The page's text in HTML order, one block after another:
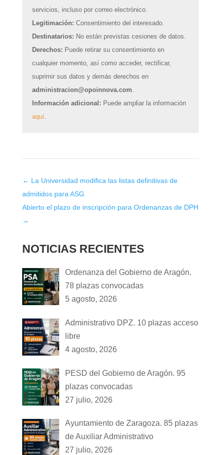
servicios, incluso por correo electrónico.
Legitimación: Consentimiento del interesado.
Destinatarios: No están previstas cesiones de datos.
Derechos: Puede retirar su consentimiento en
cualquier momento, así como acceder, rectificar,
suprimir sus datos y demás derechos en
administracion@opoinnova.com
Información adicional: Puede ampliar la información
aquí.
← La Universidad modifica las listas definitivas de
admitidos para ASG
Abierto el plazo de inscripción para Ordenanzas de DPH
→
NOTICIAS RECIENTES
Ordenanza del Gobierno de Aragón.
78 plazas convocadas
5 agosto, 2026
Administrativo DPZ. 10 plazas acceso
libre
4 agosto, 2026
PESD del Gobierno de Aragón. 95
plazas convocadas
27 julio, 2026
Ayuntamiento de Zaragoza. 85 plazas
de Auxiliar Administrativo
27 julio, 2026